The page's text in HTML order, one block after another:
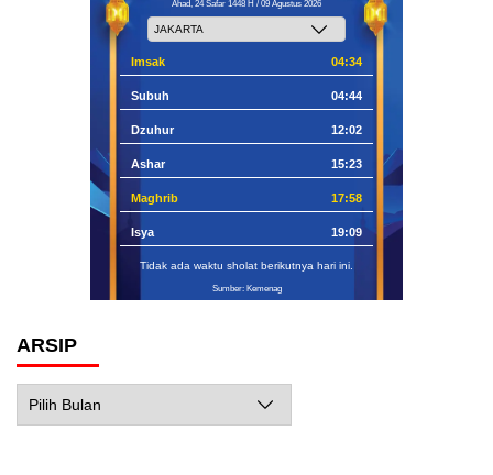
Ahad, 24 Safar 1448 H / 09 Agustus 2026
Imsak 04:34
Subuh 04:44
Dzuhur 12:02
Ashar 15:23
Maghrib 17:58
Isya 19:09
Tidak ada waktu sholat berikutnya hari ini.
Sumber: Kemenag
ARSIP